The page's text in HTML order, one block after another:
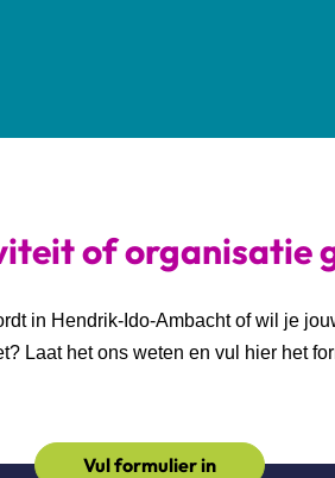
of organisatie
in Hendrik-Ido-Ambacht of wil je
Laat het ons weten en vul hier het
Vul formulier in